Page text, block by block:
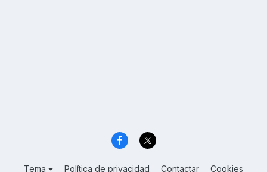
Tema Política de privacidad Contactar Cookies